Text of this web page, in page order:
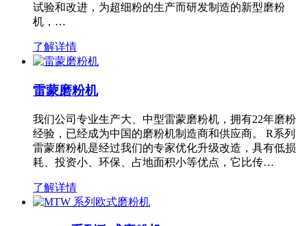
试验和改进，为超细粉的生产而研发制造的新型磨粉
机，…
了解详情
雷蒙磨粉机
我们公司专业生产大、中型雷蒙磨粉机，拥有22年磨粉
经验，已经成为中国的磨粉机制造商和供应商。 R系列
雷蒙磨粉机是经过我们的专家优化升级改造，具有低损
耗、投资小、环保、占地面积小等优点，它比传…
了解详情